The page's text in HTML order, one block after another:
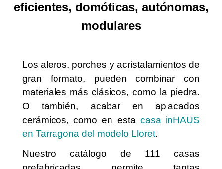
eficientes, domóticas, autónomas,
modulares
Los aleros, porches y acristalamientos de
gran formato, pueden combinar con
materiales más clásicos, como la piedra.
O también, acabar en aplacados
cerámicos, como en esta casa inHAUS
en Tarragona del modelo Lloret.
Nuestro catálogo de 111 casas